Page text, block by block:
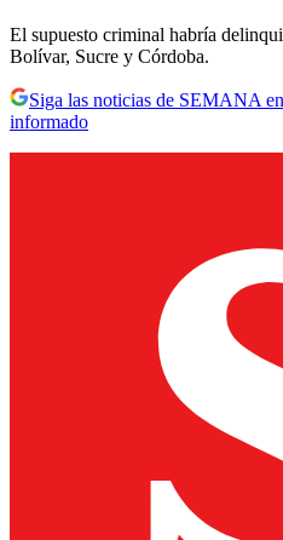
El supuesto criminal habría
Bolívar, Sucre y Córdoba.
Siga las noticias de SEMANA
informado